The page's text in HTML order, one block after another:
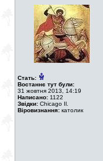
Стать:
Востаннє тут були:
31 жовтня 2013, 14:19
Написано: 1122
Звідки: Chicago Il.
Віровизнання: католик